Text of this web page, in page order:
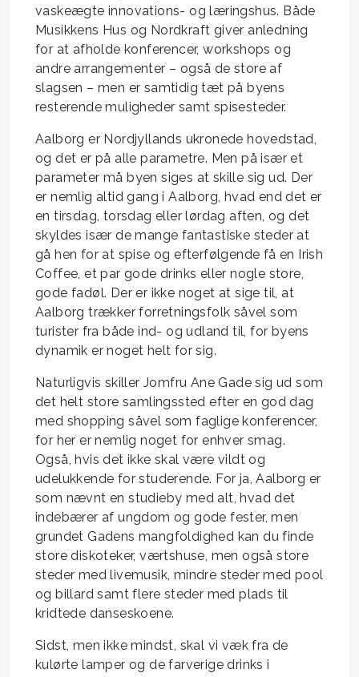
vaskeægte innovations- og læringshus. Både
Musikkens Hus og Nordkraft giver anledning
for at afholde konferencer, workshops og
andre arrangementer – også de store af
slagsen – men er samtidig tæt på byens
resterende muligheder samt spisesteder.
Aalborg er Nordjyllands ukronede hovedstad,
og det er på alle parametre. Men på især et
parameter må byen siges at skille sig ud. Der
er nemlig altid gang i Aalborg, hvad end det er
en tirsdag, torsdag eller lørdag aften, og det
skyldes især de mange fantastiske steder at
gå hen for at spise og efterfølgende få en Irish
Coffee, et par gode drinks eller nogle store,
gode fadøl. Der er ikke noget at sige til, at
Aalborg trækker forretningsfolk såvel som
turister fra både ind- og udland til, for byens
dynamik er noget helt for sig.
Naturligvis skiller Jomfru Ane Gade sig ud som
det helt store samlingssted efter en god dag
med shopping såvel som faglige konferencer,
for her er nemlig noget for enhver smag.
Også, hvis det ikke skal være vildt og
udelukkende for studerende. For ja, Aalborg er
som nævnt en studieby med alt, hvad det
indebærer af ungdom og gode fester, men
grundet Gadens mangfoldighed kan du finde
store diskoteker, værtshuse, men også store
steder med livemusik, mindre steder med pool
og billard samt flere steder med plads til
kridtede danseskoene.
Sidst, men ikke mindst, skal vi væk fra de
kulørte lamper og de farverige drinks i